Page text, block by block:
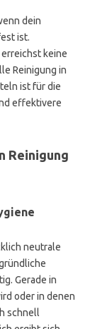
dein
ist.
keine
Reinigung in
ist für die
effektivere
Reinigung
neutrale
Gerade in
oder in denen
schnell